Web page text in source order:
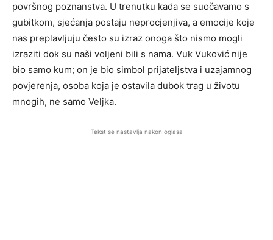
površnog poznanstva. U trenutku kada se suočavamo s
gubitkom, sjećanja postaju neprocjenjiva, a emocije koje
nas preplavljuju često su izraz onoga što nismo mogli
izraziti dok su naši voljeni bili s nama. Vuk Vuković nije
bio samo kum; on je bio simbol prijateljstva i uzajamnog
povjerenja, osoba koja je ostavila dubok trag u životu
mnogih, ne samo Veljka.
Tekst se nastavlja nakon oglasa